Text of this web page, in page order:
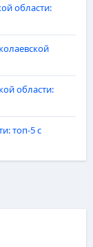
области:
области:
топ-5 с